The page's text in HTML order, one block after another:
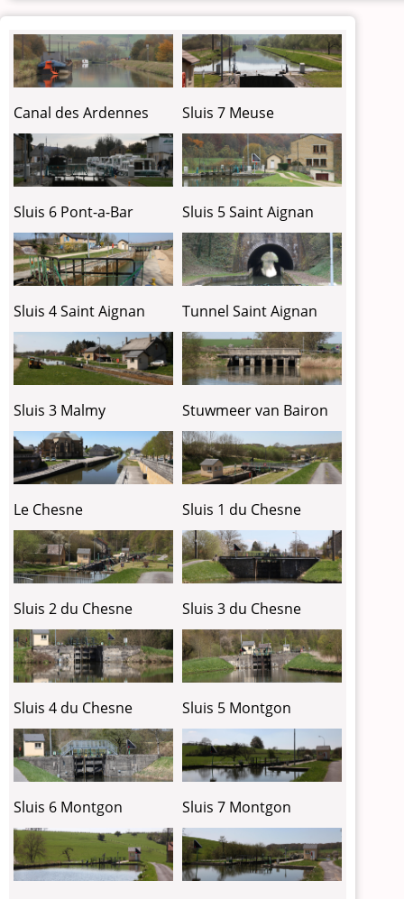
Canal des Ardennes Sluis 7 Meuse
Sluis 6 Pont-a-Bar Sluis 5 Saint Aignan
Sluis 4 Saint Aignan Tunnel Saint Aignan
Sluis 3 Malmy Stuwmeer van Bairon
Le Chesne Sluis 1 du Chesne
Sluis 2 du Chesne Sluis 3 du Chesne
Sluis 4 du Chesne Sluis 5 Montgon
Sluis 6 Montgon Sluis 7 Montgon